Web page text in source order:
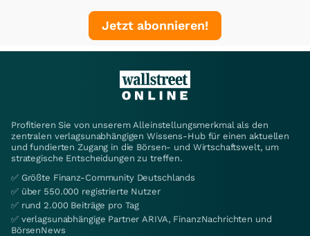
Jetzt abonnieren!
Profitieren Sie von unserem Alleinstellungsmerkmal als den
zentralen verlagsunabhängigen Wissens-Hub für einen aktuellen
und fundierten Zugang in die Börsen- und Wirtschaftswelt, um
strategische Entscheidungen zu treffen.
✅ Größte Finanz-Community Deutschlands
✅ über 550.000 registrierte Nutzer
✅ rund 2.000 Beiträge pro Tag
✅ verlagsunabhängige Partner ARIVA, FinanzNachrichten und
BörsenNews